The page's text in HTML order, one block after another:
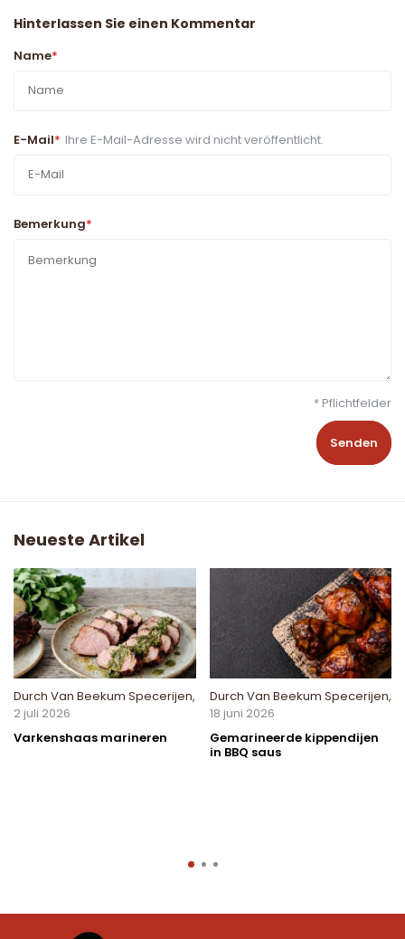
Hinterlassen Sie einen Kommentar
Name*
E-Mail* Ihre E-Mail-Adresse wird nicht veröffentlicht.
Bemerkung*
* Pflichtfelder
Senden
Neueste Artikel
Durch Van Beekum Specerijen,
2 juli 2026
Varkenshaas marineren
Durch Van Beekum Specerijen,
18 juni 2026
Gemarineerde kippendijen
in BBQ saus